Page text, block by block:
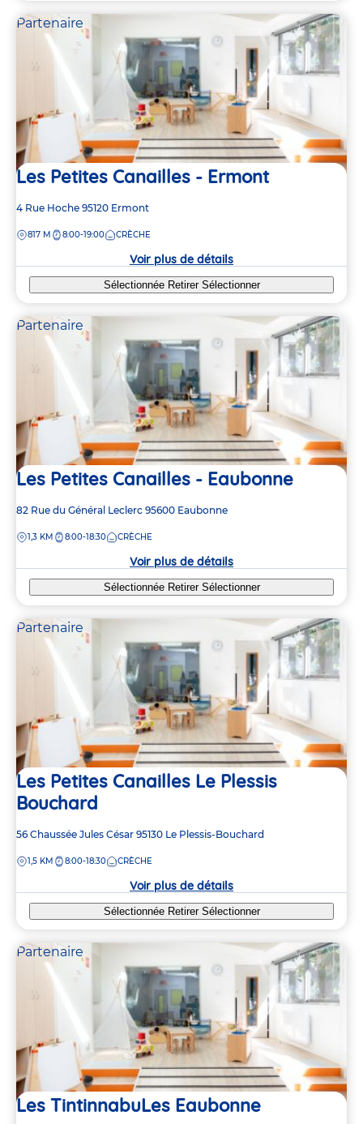
Partenaire
Les Petites Canailles - Ermont
Adresse
la
4 Rue Hoche 95120 Ermont
DISTANCE
817 M 8:00-19:00 CRÈCHE
Voir plus de détails
Sélectionnée Retirer Sélectionner
Partenaire
Les Petites Canailles - Eaubonne
Adresse
la
82 Rue du Général Leclerc 95600 Eaubonne
DISTANCE
1,3 KM 8:00-18:30 CRÈCHE
Voir plus de détails
Sélectionnée Retirer Sélectionner
Partenaire
Les Petites Canailles Le Plessis
Bouchard
Adresse
la
56 Chaussée Jules César 95130 Le Plessis-Bouchard
DISTANCE
1,5 KM 8:00-18:30 CRÈCHE
Voir plus de détails
Sélectionnée Retirer Sélectionner
Partenaire
Les TintinnabuLes Eaubonne